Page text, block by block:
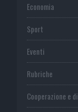
Economia
Sport
Eventi
Rubriche
Cooperazione e